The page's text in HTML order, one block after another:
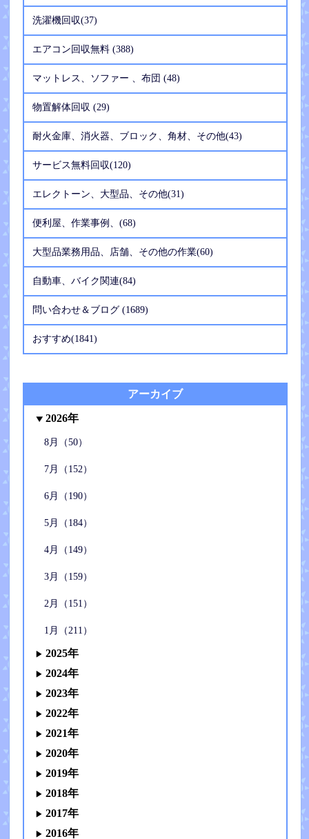
洗濯機回収(37)
エアコン回収無料 (388)
マットレス、ソファー 、布団 (48)
物置解体回収 (29)
耐火金庫、消火器、ブロック、角材、その他(43)
サービス無料回収(120)
エレクトーン、大型品、その他(31)
便利屋、作業事例、(68)
大型品業務用品、店舗、その他の作業(60)
自動車、バイク関連(84)
問い合わせ＆ブログ (1689)
おすすめ(1841)
アーカイブ
2026年
8月（50）
7月（152）
6月（190）
5月（184）
4月（149）
3月（159）
2月（151）
1月（211）
2025年
2024年
2023年
2022年
2021年
2020年
2019年
2018年
2017年
2016年